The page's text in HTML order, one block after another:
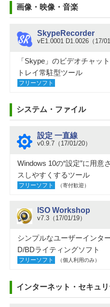
画像・映像・音楽
SkypeRecorder
vE1.0001 D1.0026（17/
「Skype」のビデオチャッ
トレイ常駐型ツール
フリーソフト
システム・ファイル
設定 一直線
v0.9.7（17/01/20）
Windows 10の“設定”に用意
スしやすくするツール
フリーソフト （寄付歓迎）
ISO Workshop
v7.3（17/01/19）
シンプルなユーザーインタ
D/BDライティングソフト
フリーソフト （個人利用のみ）
インターネット・セキュリ